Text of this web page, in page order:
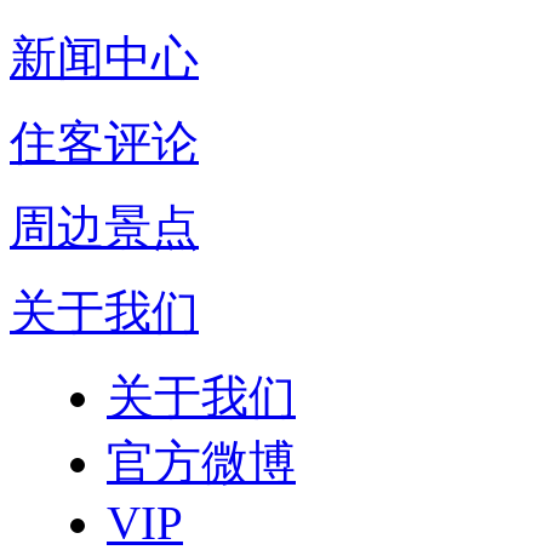
新闻中心
住客评论
周边景点
关于我们
关于我们
官方微博
VIP